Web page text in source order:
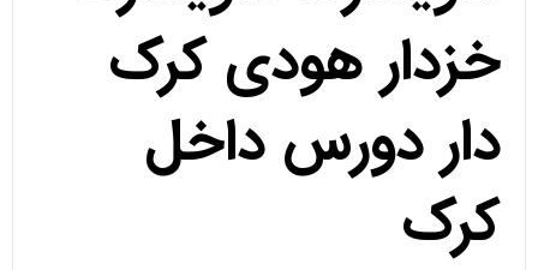
خزدار هودی کرک
دار دورس داخل
کرک